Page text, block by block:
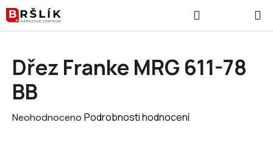
Přejít na obsah
Dřez Franke MRG 611-78
BB
Průměrné hodnocení produktu je 0,0 z 5 hvězdiček.
Neohodnoceno Podrobnosti hodnocení